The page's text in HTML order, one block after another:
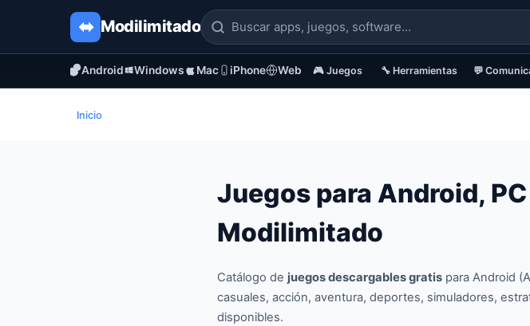
Modilimitado
Android Windows Mac iPhone Web 🎮 Juegos 🔧 Herramientas 💬
Inicio
Juegos para Android,
Modilimitado
Catálogo de juegos descargables gratis para Android
casuales, acción, aventura, deportes, simuladores,
disponibles.